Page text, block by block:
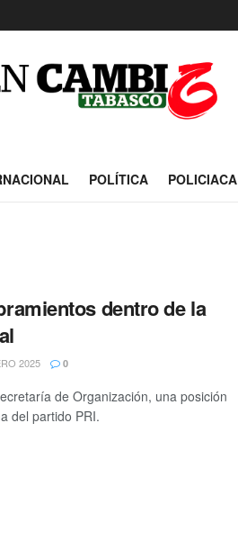
POLÍTICA POLICIACA
dentro de la
2025 0
de Organización, una posición
del partido PRI.